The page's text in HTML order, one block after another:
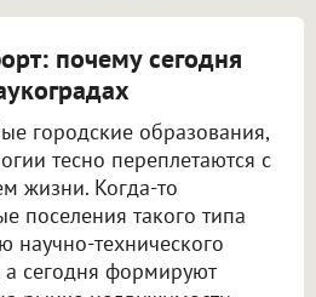
почему сегодня
городские образования,
тесно переплетаются с
жизни. Когда-то
поселения такого типа
научно-технического
а сегодня формируют